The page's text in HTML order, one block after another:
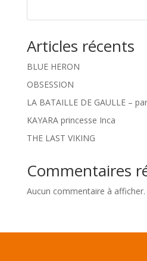
Articles récents
BLUE HERON
OBSESSION
LA BATAILLE DE GAULLE –
KAYARA princesse Inca
THE LAST VIKING
Commentaires
Aucun commentaire à afficher.